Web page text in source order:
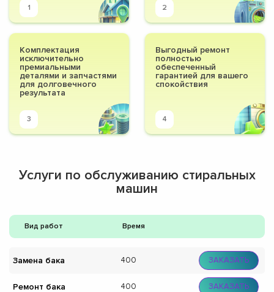
1 2
Комплектация
исключительно
премиальными
деталями и запчастями
для долговечного
результата
3
Выгодный ремонт
полностью
обеспеченный
гарантией для вашего
спокойствия
4
Услуги по обслуживанию стиральных
машин
Вид работ Время
Замена бака 400 ЗАКАЗАТЬ
Ремонт бака 400 ЗАКАЗАТЬ